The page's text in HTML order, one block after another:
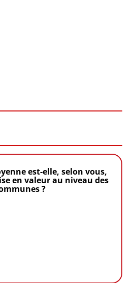
est-elle, selon vous,
en valeur au niveau des
?